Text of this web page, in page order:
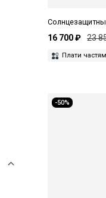
16 700 ₽ 23
Плати
-50%